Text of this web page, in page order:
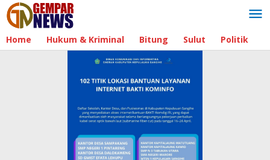
Lewati
ke
konten
Home Hukum & Kriminal Bitung Sulut Politik